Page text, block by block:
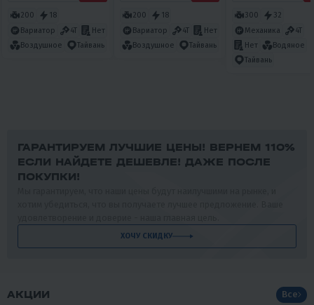
200
18
Вариатор
4T
Нет
Воздушное
Тайвань
200
18
Вариатор
4T
Нет
Воздушное
Тайвань
300
32
Механика
4T
Нет
Водяное
Тайвань
ГАРАНТИРУЕМ ЛУЧШИЕ ЦЕНЫ! ВЕРНЕМ 110%
ЕСЛИ НАЙДЕТЕ ДЕШЕВЛЕ! ДАЖЕ ПОСЛЕ
ПОКУПКИ!
ХОЧУ СКИДКУ
АКЦИИ Все